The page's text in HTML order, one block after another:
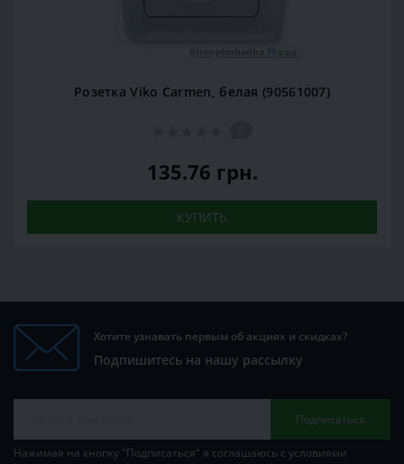
Розетка Viko Carmen, белая (90561007)
135.76 грн.
КУПИТЬ
Хотите узнавать первым об акциях и скидках?
Подпишитесь на нашу рассылку
Подписаться
Нажимая на кнопку "Подписаться" я соглашаюсь с условиями